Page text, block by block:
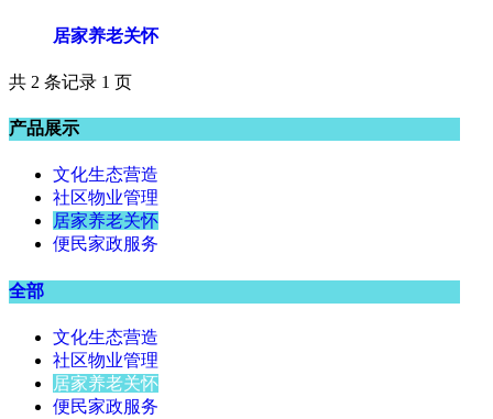
居家养老关怀
共 2 条记录 1 页
产品展示
文化生态营造
社区物业管理
居家养老关怀
便民家政服务
全部
文化生态营造
社区物业管理
居家养老关怀
便民家政服务